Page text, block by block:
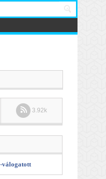
3.92k
válogatott